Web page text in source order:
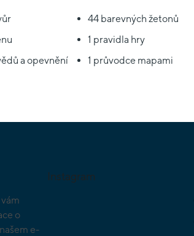
a opevnění
44 barevných žetonů
1 pravidla hry
1 průvodce mapami
o
e-
Instagram